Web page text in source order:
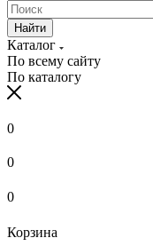
Найти
Каталог
По всему сайту
По каталогу
0
0
0
Корзина